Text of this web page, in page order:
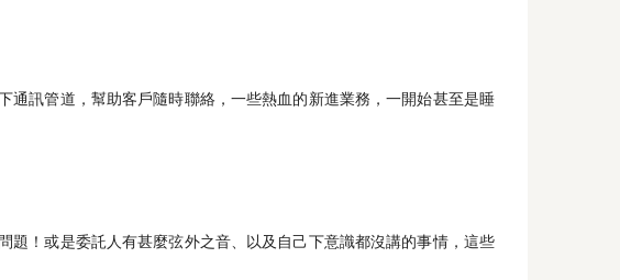
訊管道，幫助客戶隨時聯絡，一些熱血的新進業務，一開始甚至是睡
！或是委託人有甚麼弦外之音、以及自己下意識都沒講的事情，這些